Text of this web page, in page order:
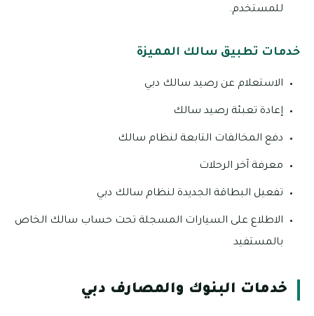
للمستخدم.
خدمات تطبيق سالك المميزة
الاستعلام عن رصيد سالك دبي
إعادة تعبئة رصيد سالك
دفع المخالفات التابعة لنظام سالك
معرفة آخر الرحلات
تفعيل البطاقة الجديدة لنظام سالك دبي
الاطلاع على السيارات المسجلة تحت حساب سالك الخاص
بالمستفيد
خدمات البنوك والمصارف دبي